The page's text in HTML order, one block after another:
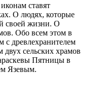
ставят
О людях, которые
своей жизни. О
Обо всем этом в
с древлехранителем
двух сельских храмов
Пятницы в
Язевым.